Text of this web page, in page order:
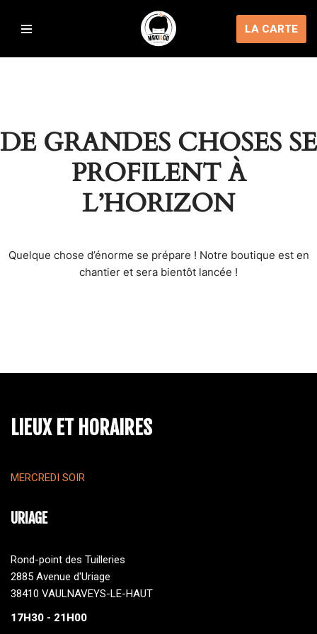
au
LA CARTE
DE GRANDES CHOSES SE
PROFILENT À
L’HORIZON
Quelque chose d’énorme se prépare ! Notre boutique est en
chantier et sera bientôt lancée !
LIEUX ET HORAIRES
MERCREDI SOIR
URIAGE
Rond-point des Tuilleries
2885 Avenue d'Uriage
38410 VAULNAVEYS-LE-HAUT
17H30 - 21H00